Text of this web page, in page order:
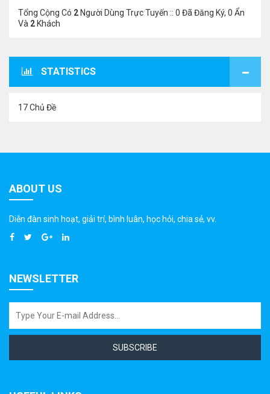
Tổng Cộng Có 2 Người Dùng Trực Tuyến :: 0 Đã Đăng Ký, 0 Ẩn
Và 2 Khách
STATISTICS
17 Chủ Đề
ABOUT US
Diễn đàn sinh hoạt, giải trí, bình luân, học hỏi, chia sẻ, vv.
NEWSLETTER
SUBSCRIBE